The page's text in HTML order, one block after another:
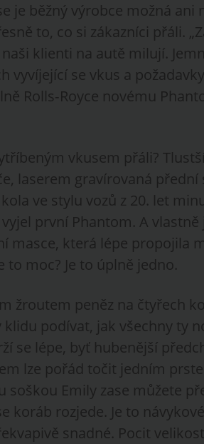
je běžný výrobce možná ani
to, co si zákazníci přáli.
klienti na autě milují.
vyvíjející se vkus a
Rolls‑Royce novému
vkusem přáli?
laserem gravírovaná přední
ve stylu vozů z 20. let
první Phantom. A vlastně
masce, která lépe propojila
to moc? Je to úplně jedno.
žroutem peněz na čtyřech
podívat, jak všechny ty
se lépe, byť hubenější
lze pořád točit jedním
Emily zase můžete
koráb rozjede. Je to
snadné. Pocit